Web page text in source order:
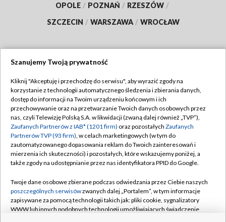
OPOLE / POZNAŃ / RZESZÓW /
SZCZECIN / WARSZAWA / WROCŁAW
TVP
Abonament TVP
Emisja w TVP
Centrum informacji TVP
Naziemna Telewizja Cyfrowa
Rada Programowa
System NOS
Regulamin TVP
Polityka prywatności
Moje zgody
Pomoc
Kontakt
Szanujemy Twoją prywatność
Kliknij "Akceptuję i przechodzę do serwisu", aby wyrazić zgody na
korzystanie z technologii automatycznego śledzenia i zbierania danych,
dostęp do informacji na Twoim urządzeniu końcowym i ich
przechowywanie oraz na przetwarzanie Twoich danych osobowych przez
nas, czyli Telewizję Polską S.A. w likwidacji (zwaną dalej również „TVP”),
Zaufanych Partnerów z IAB* (1201 firm) oraz pozostałych Zaufanych
Partnerów TVP (93 firm), w celach marketingowych (w tym do
zautomatyzowanego dopasowania reklam do Twoich zainteresowań i
mierzenia ich skuteczności) i pozostałych, które wskazujemy poniżej, a
także zgody na udostępnianie przez nas identyfikatora PPID do Google.
Twoje dane osobowe zbierane podczas odwiedzania przez Ciebie naszych
poszczególnych serwisówzwanych dalej „Portalem”, w tym informacje
zapisywane za pomocą technologii takich jak: pliki cookie, sygnalizatory
WWW lub innych podobnych technologii umożliwiających świadczenie